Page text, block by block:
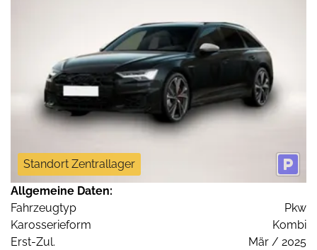
Standort Zentrallager
Allgemeine Daten:
Fahrzeugtyp
Pkw
Karosserieform
Kombi
Erst-Zul.
Mär / 2025